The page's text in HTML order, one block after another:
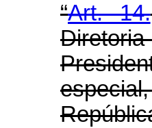
“Art. 14.